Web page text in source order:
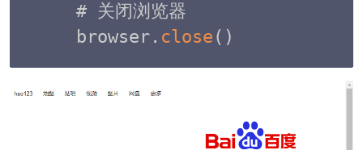
# 关闭浏览器
browser. close ( )